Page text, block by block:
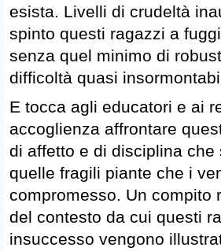
esista. Livelli di crudeltà
spinto questi ragazzi a
senza quel minimo di
difficoltà quasi
E tocca agli educatori e ai
accoglienza affrontare
di affetto e di disciplina
quelle fragili piante che i
compromesso. Un compito
del contesto da cui questi
insuccesso vengono